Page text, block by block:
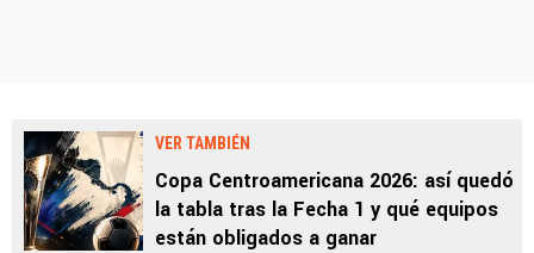
VER TAMBIÉN
Copa Centroamericana 2026: así quedó
la tabla tras la Fecha 1 y qué equipos
están obligados a ganar